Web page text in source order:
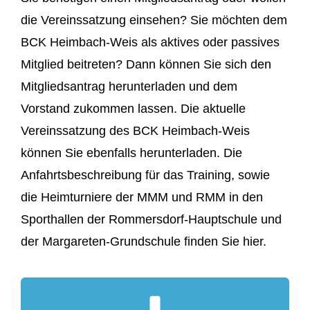
Mitglied werden!
die Vereinssatzung einsehen? Sie möchten dem
BCK Heimbach-Weis als aktives oder passives
Mitglied beitreten? Dann können Sie sich den
Mitgliedsantrag herunterladen und dem
Vorstand zukommen lassen. Die aktuelle
Vereinssatzung des BCK Heimbach-Weis
können Sie ebenfalls herunterladen. Die
Anfahrtsbeschreibung für das Training, sowie
die Heimturniere der MMM und RMM in den
Sporthallen der Rommersdorf-Hauptschule und
der Margareten-Grundschule finden Sie hier.